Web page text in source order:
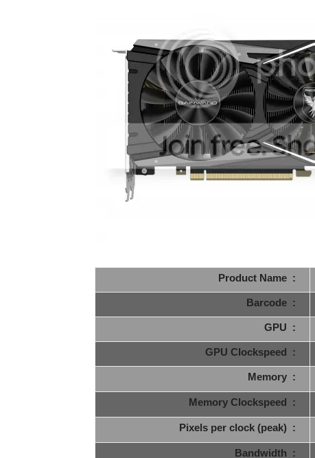
Product Name :
Barcode :
GPU :
GPU Clockspeed :
Memory :
Memory Clockspeed :
Pixels per clock (peak) :
Bandwidth :